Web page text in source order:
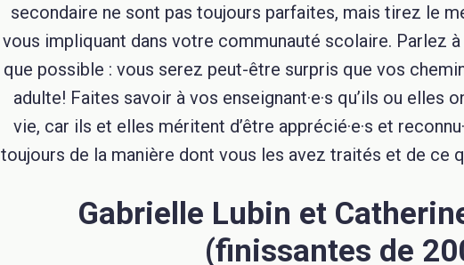
secondaire ne sont pas toujours parfaites, mais tirez le
vous impliquant dans votre communauté scolaire. Parlez
que possible : vous serez peut-être surpris que vos
adulte! Faites savoir à vos enseignant·e·s qu’ils ou elles
vie, car ils et elles méritent d’être apprécié·e·s et
toujours de la manière dont vous les avez traités et de ce
Gabrielle Lubin et
(finissantes de